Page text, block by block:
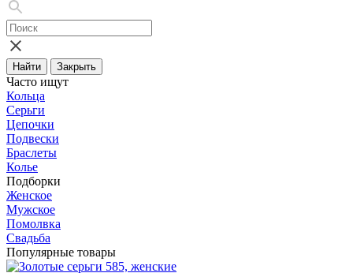
Найти Закрыть
Часто ищут
Кольца
Серьги
Цепочки
Подвески
Браслеты
Колье
Подборки
Женское
Мужское
Помолвка
Свадьба
Популярные товары